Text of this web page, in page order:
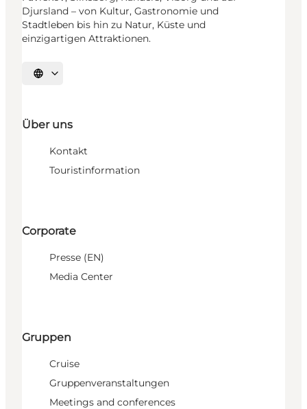
Djursland – von Kultur, Gastronomie und
Stadtleben bis hin zu Natur, Küste und
einzigartigen Attraktionen.
Sprache auswählen
Über uns
Kontakt
Touristinformation
Corporate
Presse (EN)
Media Center
Gruppen
Cruise
Gruppenveranstaltungen
Meetings and conferences